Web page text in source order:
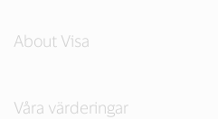
About Visa
Våra värderingar